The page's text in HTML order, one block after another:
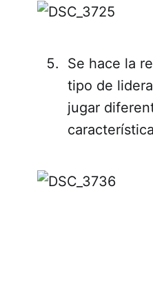
Se hace la
tipo de
jugar